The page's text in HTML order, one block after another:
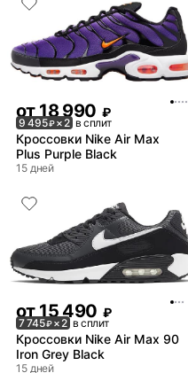
от18 990 ₽
9 495₽× 2 в сплит
Кроссовки Nike Air Max
Plus Purple Black
15 дней
от 15 490 ₽
7 745₽× 2 в сплит
Кроссовки Nike Air Max 90
Iron Grey Black
15 дней